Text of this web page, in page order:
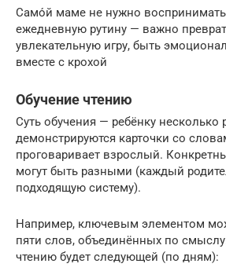
Само́й маме не нужно воспринимать
ежедневную рутину — важно
увлекательную игру, быть
вместе с крохой
Обучение чтению
Суть обучения — ребёнку несколько
демонстрируются карточки со
проговаривает взрослый.
могут быть разными (каждый
подходящую систему).
Например, ключевым элементом
пяти слов, объединённых по
чтению будет следующей (по дням):